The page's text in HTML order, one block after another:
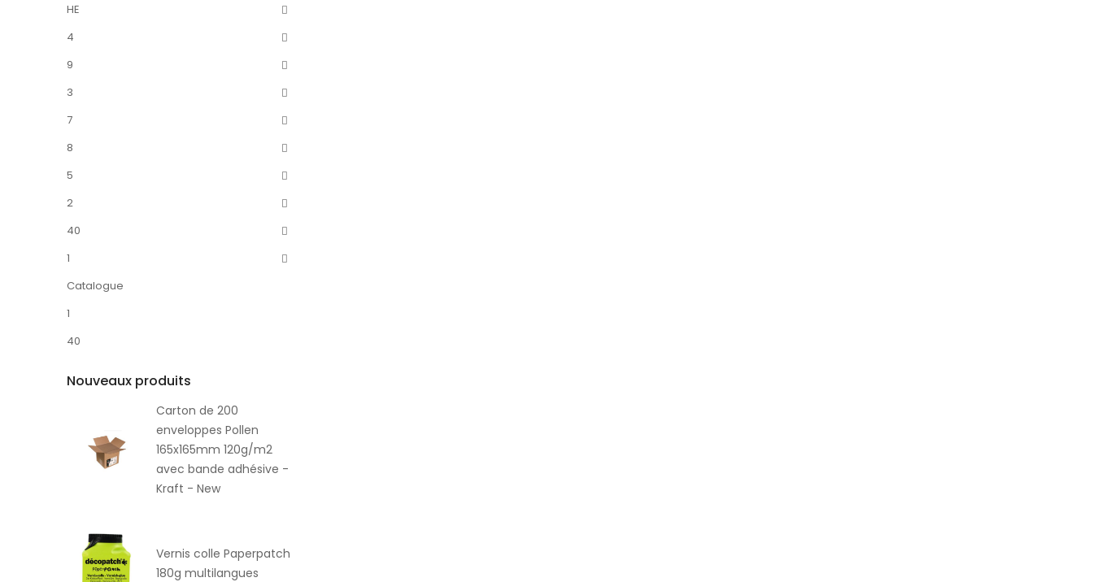
HE
4
9
3
7
8
5
2
40
1
Catalogue
1
40
Nouveaux produits
Carton de 200
enveloppes Pollen
165x165mm 120g/m2
avec bande adhésive -
Kraft - New
Vernis colle Paperpatch
180g multilangues